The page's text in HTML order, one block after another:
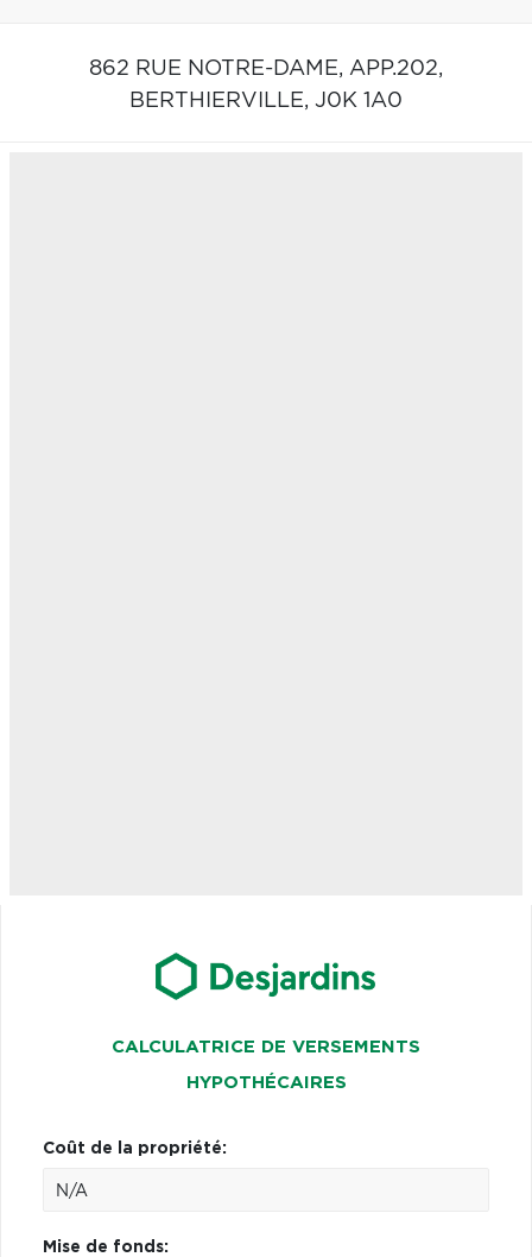
862 RUE NOTRE-DAME, APP.202,
BERTHIERVILLE, J0K 1A0
CALCULATRICE DE VERSEMENTS
HYPOTHÉCAIRES
Coût de la propriété:
Mise de fonds: